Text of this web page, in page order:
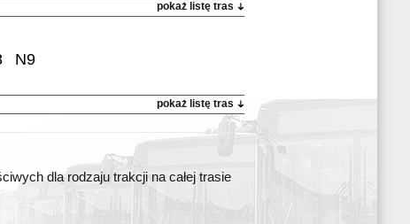
pokaż listę tras
N9
pokaż listę tras
dla rodzaju trakcji na całej trasie